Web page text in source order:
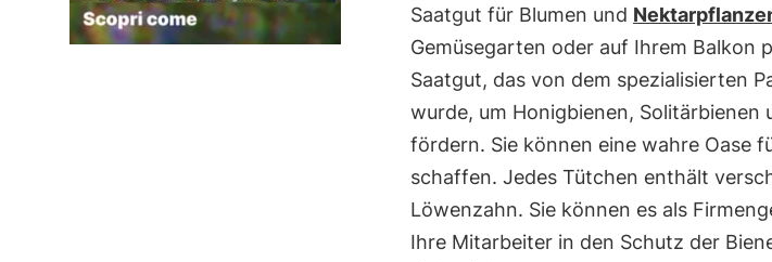
Saatgut für Blumen und
Gemüsegarten oder auf Ihrem Balkon
Saatgut, das von dem spezialisierten
wurde, um Honigbienen, Solitärbienen
fördern. Sie können eine wahre Oase
schaffen. Jedes Tütchen enthält
Löwenzahn. Sie können es als
Ihre Mitarbeiter in den Schutz der